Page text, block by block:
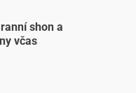
shon a
včas